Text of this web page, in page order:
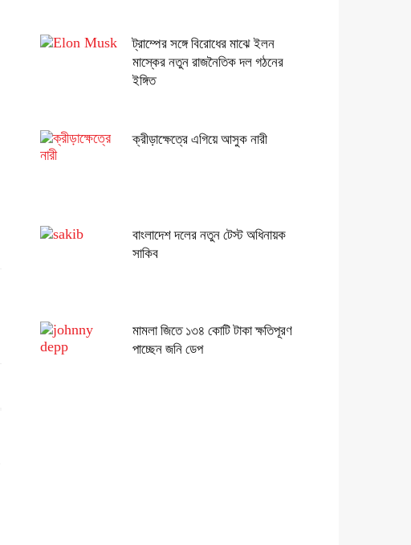
ট্রাম্পের সঙ্গে বিরোধের মাঝে ইলন
মাস্কের নতুন রাজনৈতিক দল গঠনের
ইঙ্গিত
ক্রীড়াক্ষেত্রে এগিয়ে আসুক নারী
বাংলাদেশ দলের নতুন টেস্ট অধিনায়ক
সাকিব
মামলা জিতে ১৩৪ কোটি টাকা ক্ষতিপূরণ
পাচ্ছেন জনি ডেপ